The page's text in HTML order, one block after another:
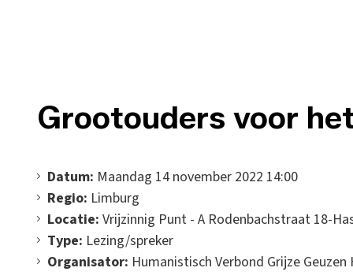
Grootouders voor
Datum: Maandag 14 november 2022 14:00
Regio: Limburg
Locatie: Vrijzinnig Punt - A Rodenbachstraat 18-
Type: Lezing/spreker
Organisator: Humanistisch Verbond Grijze Geuzen